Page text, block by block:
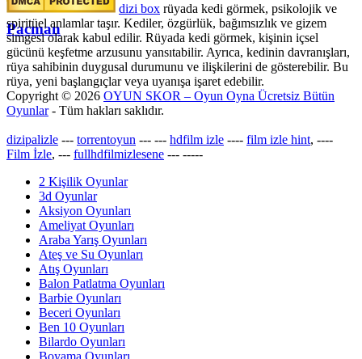
Pacman
dizi box rüyada kedi görmek​, psikolojik ve
spiritüel anlamlar taşır. Kediler, özgürlük, bağımsızlık ve gizem
simgesi olarak kabul edilir. Rüyada kedi görmek, kişinin içsel
gücünü keşfetme arzusunu yansıtabilir. Ayrıca, kedinin davranışları,
rüya sahibinin duygusal durumunu ve ilişkilerini de gösterebilir. Bu
rüya, yeni başlangıçlar veya uyanışa işaret edebilir.
Copyright © 2026 OYUN SKOR – Oyun Oyna Ücretsiz Bütün
Oyunlar- Tüm hakları saklıdır.
dizipalizle --- torrentoyun --- --- hdfilm izle ---- film izle hint, ----
Film İzle, --- fullhdfilmizlesene --- -----
2 Kişilik Oyunlar
3d Oyunlar
Aksiyon Oyunları
Ameliyat Oyunları
Araba Yarış Oyunları
Ateş ve Su Oyunları
Atış Oyunları
Balon Patlatma Oyunları
Barbie Oyunları
Beceri Oyunları
Ben 10 Oyunları
Bilardo Oyunları
Boyama Oyunları